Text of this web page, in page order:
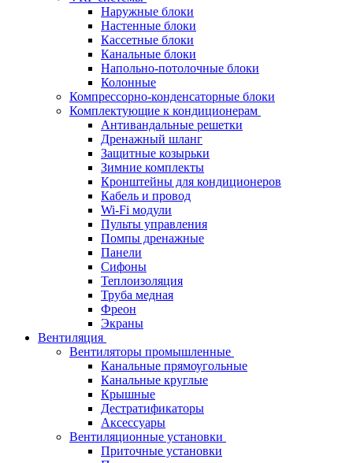
Наружные блоки
Настенные блоки
Кассетные блоки
Канальные блоки
Напольно-потолочные блоки
Колонные
Компрессорно-конденсаторные блоки
Комплектующие к кондиционерам
Антивандальные решетки
Дренажный шланг
Защитные козырьки
Зимние комплекты
Кронштейны для кондиционеров
Кабель и провод
Wi-Fi модули
Пульты управления
Помпы дренажные
Панели
Сифоны
Теплоизоляция
Труба медная
Фреон
Экраны
Вентиляция
Вентиляторы промышленные
Канальные прямоугольные
Канальные круглые
Крышные
Дестратификаторы
Аксессуары
Вентиляционные установки
Приточные установки